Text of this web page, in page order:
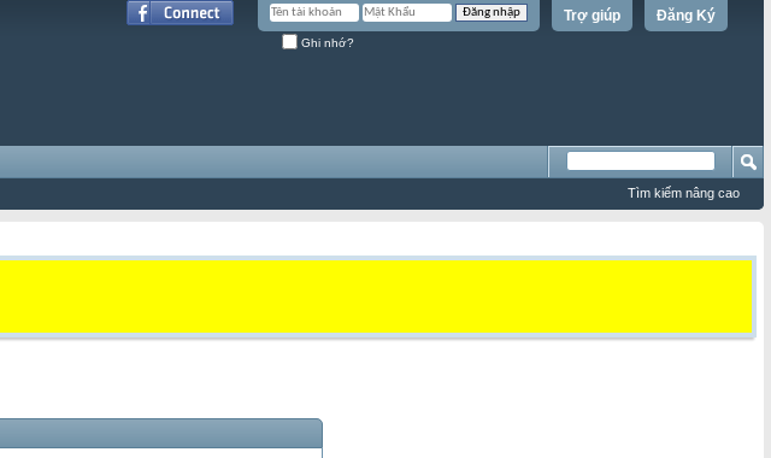
Đăng Ký
Trợ giúp
Ghi nhớ?
Tìm kiếm nâng cao